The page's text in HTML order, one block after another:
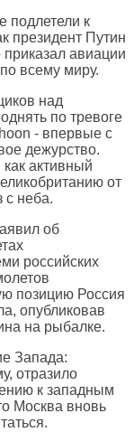
подлетели к
президент Путин
авиации
всему миру.
над
по тревоге
- впервые с
дежурство.
активный
от
с неба.
об
российских
позицию Россия
опубликовав
на рыбалке.
Запада:
отразило
к западным
Москва вновь